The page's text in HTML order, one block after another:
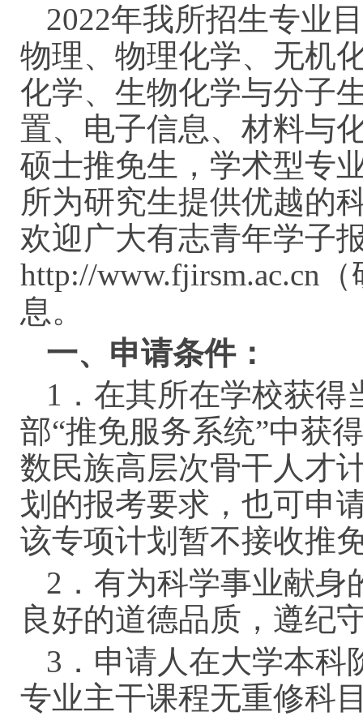
2022年我所招生专业
物理、物理化学、无机
化学、生物化学与分子
置、电子信息、材料与
硕士推免生，学术型专
所为研究生提供优越的
欢迎广大有志青年学子
http://www.fjirsm.ac.cn
息。
一、申请条件：
1．在其所在学校获得
部“推免服务系统”中获
数民族高层次骨干人才
划的报考要求，也可申
该专项计划暂不接收推
2．有为科学事业献身
良好的道德品质，遵纪
3．申请人在大学本科
专业主干课程无重修科